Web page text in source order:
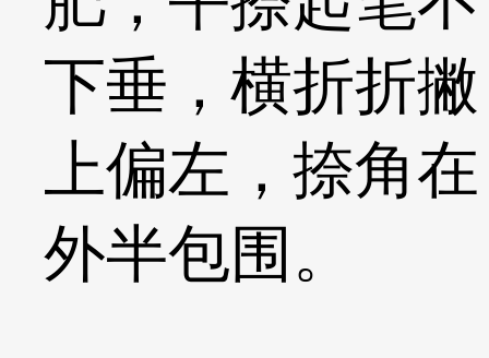
下垂，横折折撇
上偏左，捺角在
外半包围。